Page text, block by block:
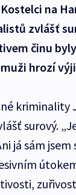
na
zvlášť
činu
hrozí
kriminality
surový.
já sám